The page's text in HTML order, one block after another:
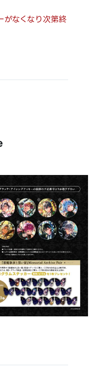
なくなり次第終